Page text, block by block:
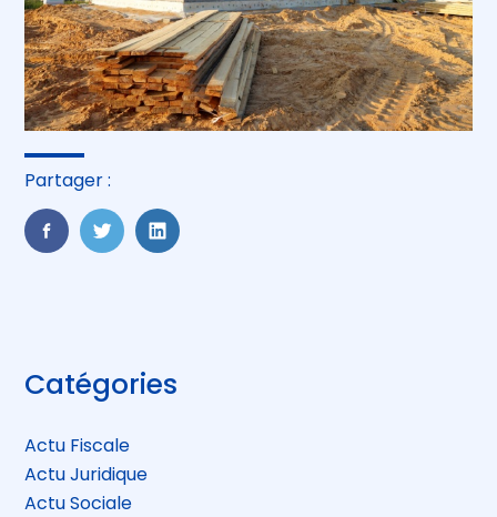
Partager :
FaceBook
TwitterLinkedIn
Blog
sidebar
Catégories
Actu Fiscale
Actu Juridique
Actu Sociale